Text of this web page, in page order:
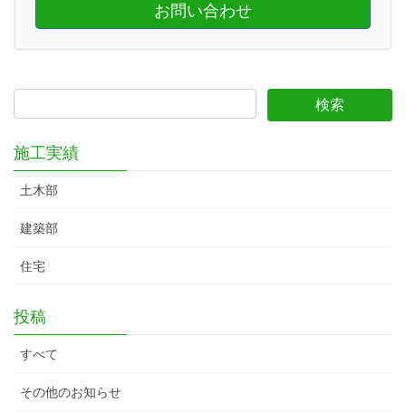
お問い合わせ
施工実績
土木部
建築部
住宅
投稿
すべて
その他のお知らせ